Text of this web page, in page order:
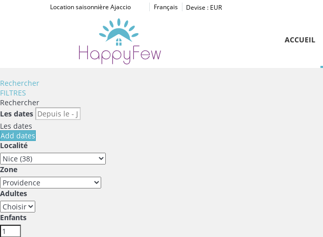
Location saisonnière Ajaccio Français Devise : EUR
ACCUEIL
Rechercher
FILTRES
Rechercher
Les dates
Les dates
Add dates
Localité
Zone
Adultes
Enfants